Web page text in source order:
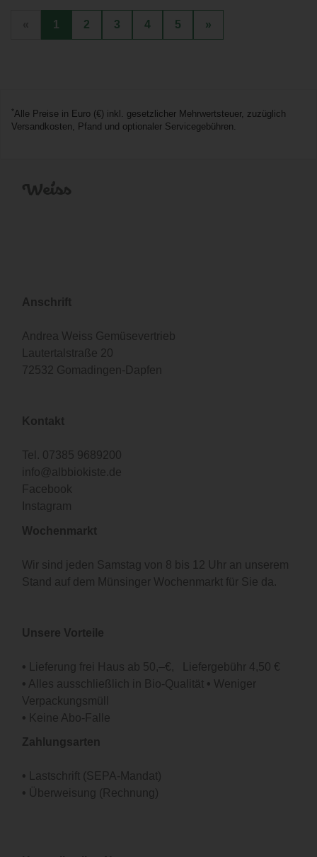
1 2 3 4 5 »
*Alle Preise in Euro (€) inkl. gesetzlicher Mehrwertsteuer, zuzüglich
Versandkosten, Pfand und optionaler Servicegebühren.
Anschrift
Andrea Weiss Gemüsevertrieb
Lautertalstraße 20
72532 Gomadingen-Dapfen
Kontakt
Tel. 07385 9689200
info@albbiokiste.de
Facebook
Instagram
Wochenmarkt
Wir sind jeden Samstag von 8 bis 12 Uhr an unserem
Stand auf dem Münsinger Wochenmarkt für Sie da.
Unsere Vorteile
• Lieferung frei Haus ab 50,–€, Liefergebühr 4,50 €
• Alles ausschließlich in Bio-Qualität • Weniger
Verpackungsmüll
• Keine Abo-Falle
Zahlungsarten
• Lastschrift (SEPA-Mandat)
• Überweisung (Rechnung)